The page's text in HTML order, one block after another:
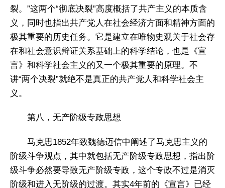
裂。”这两个“彻底决裂”高度概括了共产主义的本质含
义，同时也指出共产党人在社会经济方面和精神方面的
极其重要的历史任务。它是建立在唯物史观关于社会存
在和社会意识辩证关系基础上的科学结论，也是《宣
言》和科学社会主义的又一个极其重要的原理。不
讲“两个决裂”就绝不是真正的共产党人和科学社会主
义。
第八，无产阶级专政思想
马克思1852年致魏德迈信中阐述了马克思主义的
阶级斗争观点，其中就包括无产阶级专政思想，指出阶
级斗争必然要导致无产阶级专政，这个专政不过是消灭
阶级和进入无阶级的过渡。其实4年前的《宣言》已经